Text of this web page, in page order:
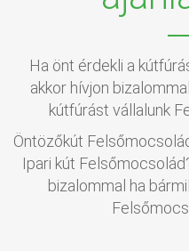
Ha önt érdekli a
akkor hívjon
kútfúrást vállalunk
Öntözőkút
Ipari kút
bizalommal ha